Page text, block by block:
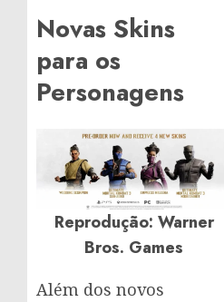
Novas Skins
para os
Personagens
Reprodução: Warner
Bros. Games
Além dos novos